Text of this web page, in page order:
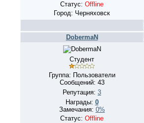
Статус: Offline
Город: Черняховск
DobermaN
Студент
Группа: Пользователи
Сообщений: 43
Репутация: 3
Награды: 0
Замечания: 0%
Статус: Offline